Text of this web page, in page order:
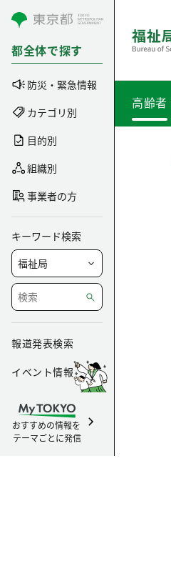
コンテンツにスキップ
都全体で探す
防災・緊急情報
カテゴリ別
目的別
組織別
事業者の方
キーワード検索
報道発表検索
イベント情報
おすすめの情報を
テーマごとに発信
高齢者